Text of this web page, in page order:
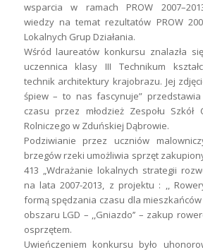
wsparcia w ramach PROW
wiedzy na temat rezultatów PROW
Lokalnych Grup Działania.
Wśród laureatów konkursu znalazła się
uczennica klasy III Technikum
technik architektury krajobrazu. Jej
śpiew – to nas fascynuje”
czasu przez młodzież Zespołu Szkół
Rolniczego w Zduńskiej Dąbrowie.
Podziwianie przez uczniów
brzegów rzeki umożliwia sprzęt
413 „Wdrażanie lokalnych strategii
na lata 2007-2013, z projektu : ,,
formą spędzania czasu dla
obszaru LGD – ,,Gniazdo’’ – zakup
osprzętem.
Uwieńczeniem konkursu było